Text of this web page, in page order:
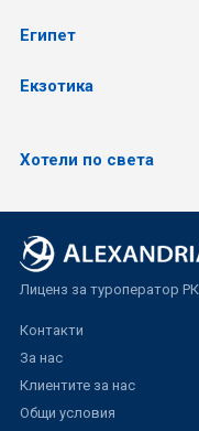
Египет
Екзотика
Хотели по света
Лиценз за туроператор
Контакти
За нас
Клиентите за нас
Общи условия